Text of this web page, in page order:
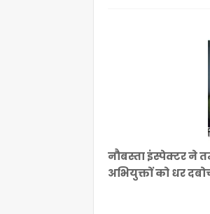
नौबस्ता इंस्पेक्टर ने
अभियुक्तों को धर